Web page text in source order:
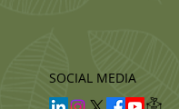
SOCIAL MEDIA